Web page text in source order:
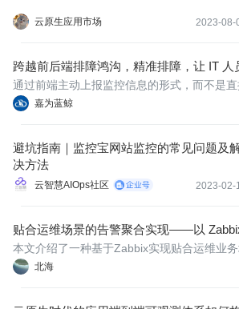
云原生应用市场 2023-08-
跨越前后端排障鸿沟，精准排障，让 IT 人
嘉为蓝鲸
通过前端主动上报监控信息的形式，而不是直
原现场深入细节排障的方式，就能够避免甩
避坑指南｜监控宝网站监控的常见问题及
决方法
云智慧AIOps社区 2023-02-
贴合运维场景的告警聚合实现——以
北海
本文介绍了一种基于Zabbix实现贴合运维业务
法。